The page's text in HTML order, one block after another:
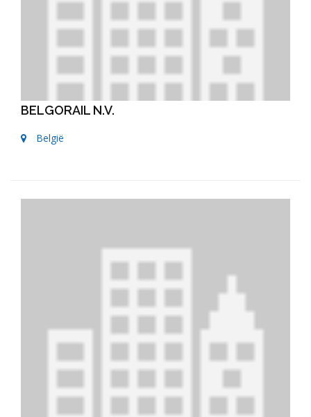
BELGORAIL N.V.
België